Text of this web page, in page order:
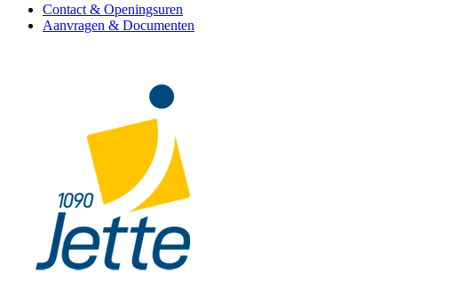
Contact & Openingsuren
Aanvragen & Documenten